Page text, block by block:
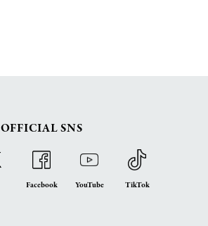
OFFICIAL SNS
Facebook YouTube TikTok